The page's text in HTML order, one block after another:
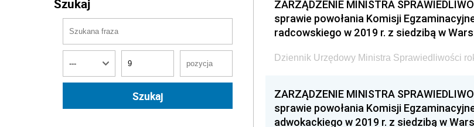
Szukaj
ZARZĄDZENIE MINISTRA
sprawie powołania Komisji
radcowskiego w 2019 r. z siedzibą w
Dziennik Urzędowy Ministra Sprawiedliwości
ZARZĄDZENIE MINISTRA
sprawie powołania Komisji
adwokackiego w 2019 r. z siedzibą w